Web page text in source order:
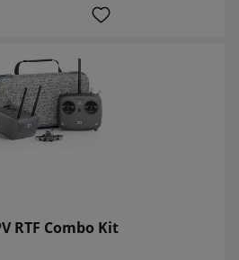
RTF Combo Kit